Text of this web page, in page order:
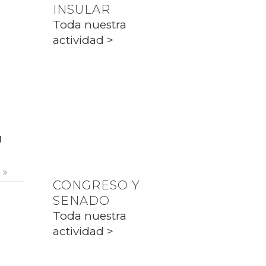
PP CIUTADELLA
INSULAR
Toda nuestra
actividad >
CONGRESO Y
SENADO
Toda nuestra
actividad >